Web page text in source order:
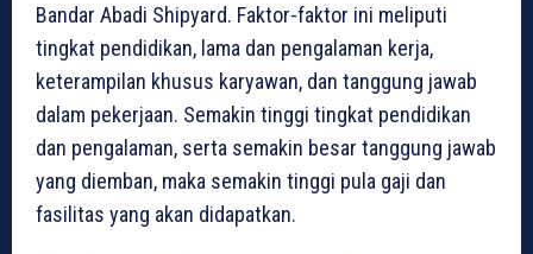
Bandar Abadi Shipyard. Faktor-faktor ini meliputi
tingkat pendidikan, lama dan pengalaman kerja,
keterampilan khusus karyawan, dan tanggung jawab
dalam pekerjaan. Semakin tinggi tingkat pendidikan
dan pengalaman, serta semakin besar tanggung jawab
yang diemban, maka semakin tinggi pula gaji dan
fasilitas yang akan didapatkan.